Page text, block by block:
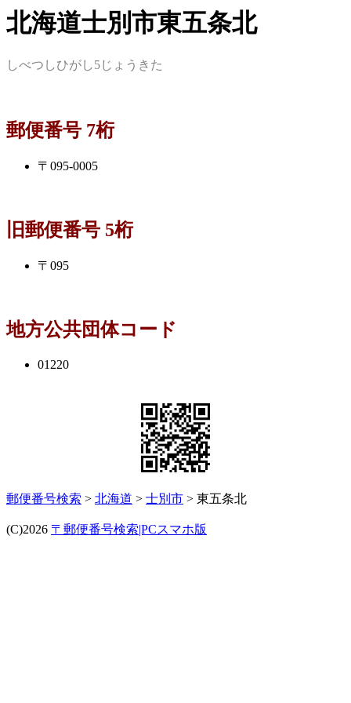
北海道士別市東五条北
しべつしひがし5じょうきた
郵便番号 7桁
〒095-0005
旧郵便番号 5桁
〒095
地方公共団体コード
01220
郵便番号検索 > 北海道 > 士別市 > 東五条北
(C)2026 〒郵便番号検索|PCスマホ版